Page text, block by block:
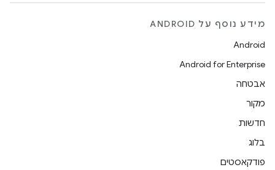
מידע נוסף על ANDROID
Android
Android for Enterprise
אבטחה
מקור
חדשות
בלוג
פודקאסטים